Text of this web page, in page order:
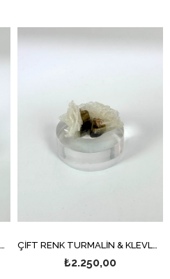
ÇİFT RENK TURMALİN & KLEVLANDİT 8,4 GR. ÇİFT RENK TURMALİN & KLEVLANDİT 10 GR.
₺2.250,00